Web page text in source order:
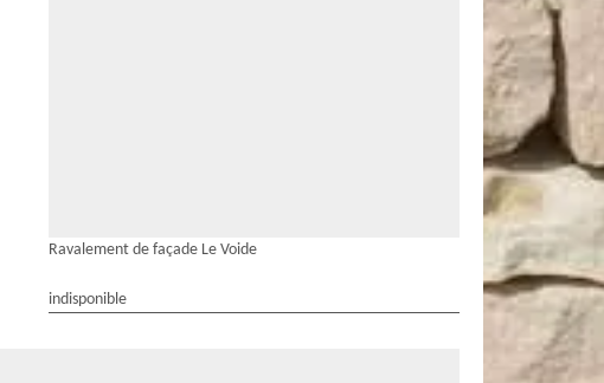
Ravalement de façade Le Voide
indisponible